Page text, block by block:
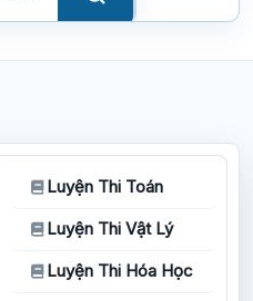
Luyện Thi Toán
Luyện Thi Vật Lý
Luyện Thi Hóa Học